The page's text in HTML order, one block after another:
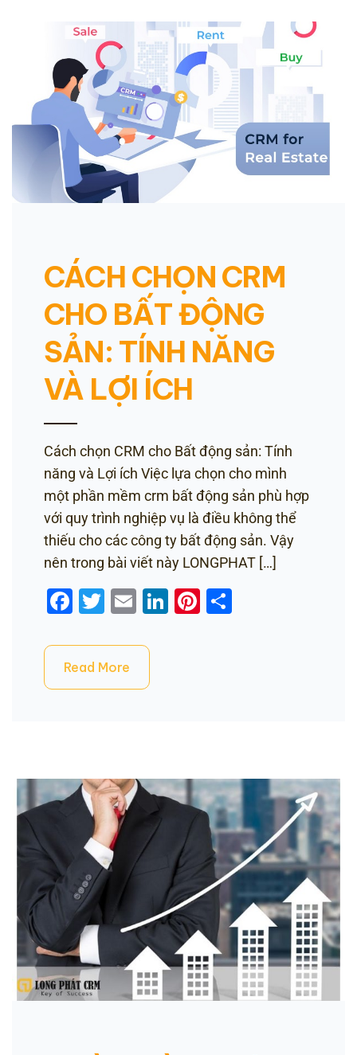
CÁCH CHỌN CRM
CHO BẤT ĐỘNG
SẢN: TÍNH NĂNG
VÀ LỢI ÍCH
Cách chọn CRM cho Bất động sản: Tính
năng và Lợi ích Việc lựa chọn cho mình
một phần mềm crm bất động sản phù hợp
với quy trình nghiệp vụ là điều không thể
thiếu cho các công ty bất động sản. Vậy
nên trong bài viết này LONGPHAT […]
Facebook
Twitter
EmailLinkedIn
Pinterest
Read More